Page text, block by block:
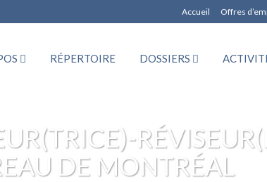
Accueil Offres
RÉPERTOIRE DOSSIERS
DE MONTRÉAL